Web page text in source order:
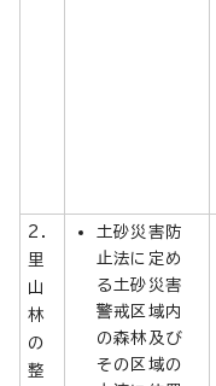
2．
里
山
林
の
整
土砂災害防
止法に定め
る土砂災害
警戒区域内
の森林及び
その区域の